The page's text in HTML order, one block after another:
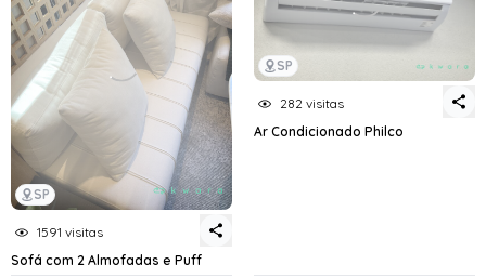
SP
1591 visitas
Sofá com 2 Almofadas e Puff
SP
282 visitas
Ar Condicionado Philco